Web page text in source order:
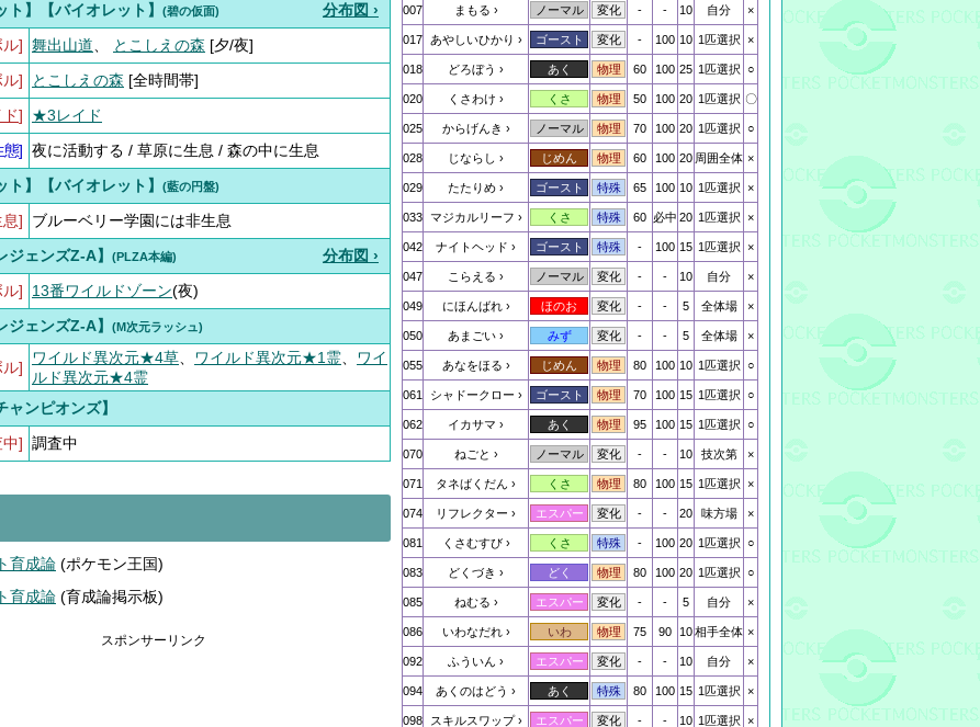
ト】【バイオレット】
(碧の仮面)
分布図 ›
] 舞出山道 とこしえの森 [夕/夜]
]
とこしえの森 [全時間帯]
]
★3レイド
態] 夜に活動する / 草原に生息 / 森の中に生息
ト】【バイオレット】
(藍の円盤)
息]
ブルーベリー学園には非生息
ジェンズZ-A】
(PLZA本編)
分布図 ›
]
13番ワイルドゾーン(夜)
ジェンズZ-A】
(M次元ラッシュ)
]
ワイルド異次元★4草 ワイルド異次元★1霊
ワイ
ルド異次元★4霊
ャンピオンズ】
中] 調査中
育成論 (ポケモン王国)
育成論 (育成論掲示板)
スポンサーリンク
007 まもる ノーマル 変化 - - 10 自分 ×
017 あやしいひかり ゴースト 変化 - 100 10 1匹選択 ×
018 どろぼう あく 物理 60 100 25 1匹選択 ○
020 くさわけ くさ 物理 50 100 20 1匹選択 〇
025 からげんき ノーマル 物理 70 100 20 1匹選択 ○
028 じならし じめん 物理 60 100 20 周囲全体 ×
029 たたりめ ゴースト 特殊 65 100 10 1匹選択 ×
033 マジカルリーフ くさ 特殊 60 必中 20 1匹選択 ×
042 ナイトヘッド ゴースト 特殊 - 100 15 1匹選択 ×
047 こらえる ノーマル 変化 - - 10 自分 ×
049 にほんばれ ほのお 変化 - - 5 全体場 ×
050 あまごい みず 変化 - - 5 全体場 ×
055 あなをほる じめん 物理 80 100 10 1匹選択 ○
061 シャドークロー ゴースト 物理 70 100 15 1匹選択 ○
062 イカサマ あく 物理 95 100 15 1匹選択 ○
070 ねごと ノーマル 変化 - - 10 技次第 ×
071 タネばくだん くさ 物理 80 100 15 1匹選択 ×
074 リフレクター エスパー 変化 - - 20 味方場 ×
081 くさむすび くさ 特殊 - 100 20 1匹選択 ○
083 どくづき どく 物理 80 100 20 1匹選択 ○
085 ねむる エスパー 変化 - - 5 自分 ×
086 いわなだれ いわ 物理 75 90 10相手全体 ×
092 ふういん エスパー 変化 - - 10 自分 ×
094 あくのはどう あく 特殊 80 100 15 1匹選択 ×
098 スキルスワップ エスパー 変化 - - 10 1匹選択 ×